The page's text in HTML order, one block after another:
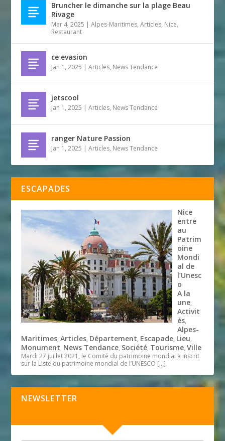
Bruncher le dimanche sur la plage Beau
Rivage
Mar 4, 2025 |Alpes-Maritimes,Articles, Nice,
Restaurant
ce evasion
Jan 1, 2025 |Articles, News Tendance
jetscool
Jan 1, 2025 |Articles, News Tendance
ranger Nature Passion
Jan 1, 2025 |Articles, News Tendance
ESCAPADES
Nice
entre
au
Patrim
oine
Mondi
al de
l’Unesc
o
A la
une,
Activit
és,
Alpes-
Maritimes,Articles, Département, Escapade, Lieu,
Monument, News Tendance, Société, Tourisme,Ville
Mardi 27 juillet 2021, le Comité du patrimoine mondial a inscrit
sur la Liste du patrimoine mondial de l’UNESCO […]
NEWSLETTER